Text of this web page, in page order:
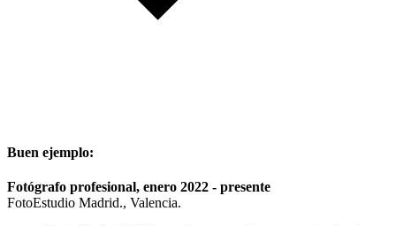
Buen ejemplo:
Fotógrafo profesional, enero 2022 - presente
FotoEstudio Madrid., Valencia.